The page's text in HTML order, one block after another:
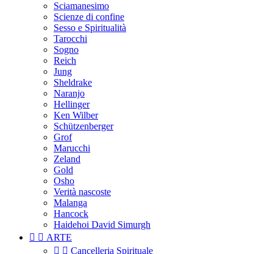
Sciamanesimo
Scienze di confine
Sesso e Spiritualità
Tarocchi
Sogno
Reich
Jung
Sheldrake
Naranjo
Hellinger
Ken Wilber
Schützenberger
Grof
Marucchi
Zeland
Gold
Osho
Verità nascoste
Malanga
Hancock
Haidehoi David Simurgh
  ARTE
  Cancelleria Spirituale